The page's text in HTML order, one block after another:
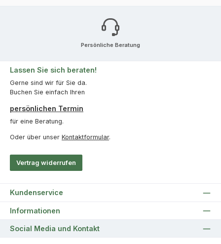
Persönliche Beratung
Lassen Sie sich beraten!
Gerne sind wir für Sie da.
Buchen Sie einfach Ihren
persönlichen Termin
für eine Beratung.
Oder über unser Kontaktformular.
Vertrag widerrufen
Kundenservice
Informationen
Social Media und Kontakt